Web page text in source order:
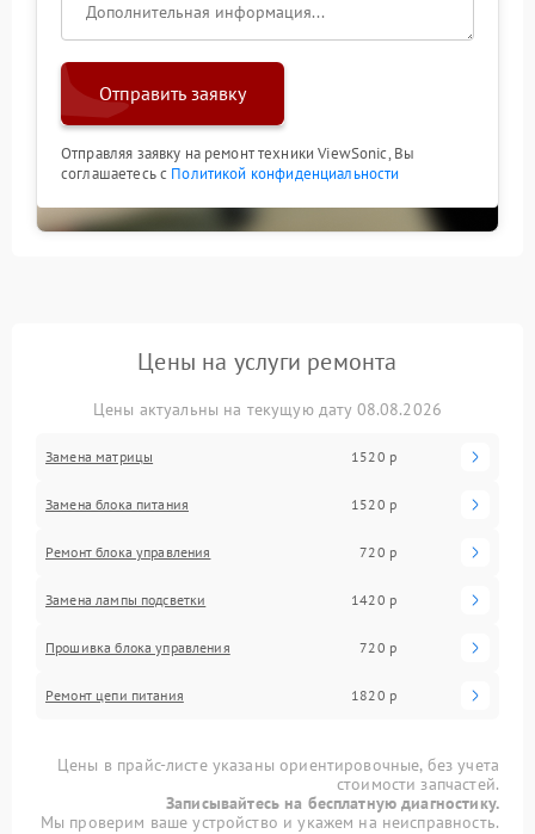
Отправить заявку
Отправляя заявку на ремонт техники ViewSonic, Вы
соглашаетесь с Политикой конфиденциальности
Цены на услуги ремонта
Цены актуальны на текущую дату 08.08.2026
Замена матрицы 1520 р
Замена блока питания 1520 р
Ремонт блока управления 720 р
Замена лампы подсветки 1420 р
Прошивка блока управления 720 р
Ремонт цепи питания 1820 р
Цены в прайс-листе указаны ориентировочные, без учета
стоимости запчастей.
Записывайтесь на бесплатную диагностику.
Мы проверим ваше устройство и укажем на неисправность.